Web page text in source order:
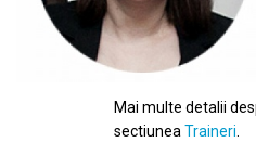
Mai multe detalii
sectiunea Traineri